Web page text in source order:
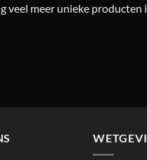
veel meer unieke producten